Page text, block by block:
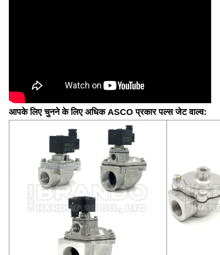
आपके लिए चुनने के लिए अधिक ASCO प्रकार पल्स जेट वाल्व: